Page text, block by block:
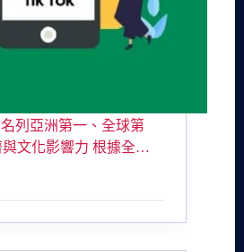
列亞洲第一、全球第
與文化影響力 根據全…